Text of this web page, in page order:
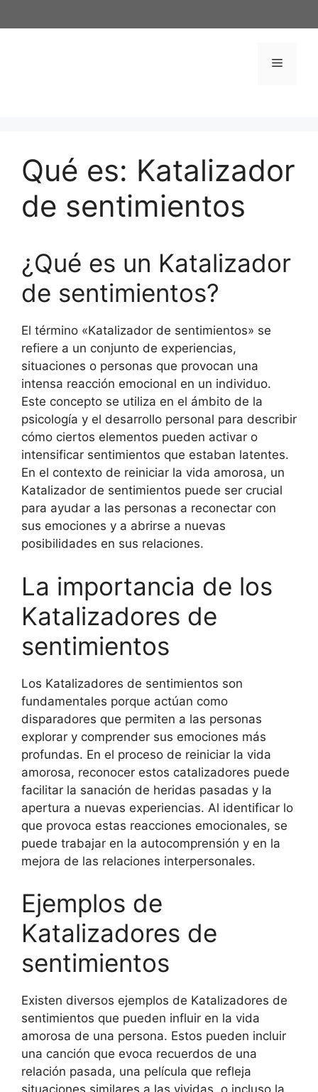
al
Menú
Qué es: Katalizador
de sentimientos
¿Qué es un Katalizador
de sentimientos?
El término «Katalizador de sentimientos» se
refiere a un conjunto de experiencias,
situaciones o personas que provocan una
intensa reacción emocional en un individuo.
Este concepto se utiliza en el ámbito de la
psicología y el desarrollo personal para describir
cómo ciertos elementos pueden activar o
intensificar sentimientos que estaban latentes.
En el contexto de reiniciar la vida amorosa, un
Katalizador de sentimientos puede ser crucial
para ayudar a las personas a reconectar con
sus emociones y a abrirse a nuevas
posibilidades en sus relaciones.
La importancia de los
Katalizadores de
sentimientos
Los Katalizadores de sentimientos son
fundamentales porque actúan como
disparadores que permiten a las personas
explorar y comprender sus emociones más
profundas. En el proceso de reiniciar la vida
amorosa, reconocer estos catalizadores puede
facilitar la sanación de heridas pasadas y la
apertura a nuevas experiencias. Al identificar lo
que provoca estas reacciones emocionales, se
puede trabajar en la autocomprensión y en la
mejora de las relaciones interpersonales.
Ejemplos de
Katalizadores de
sentimientos
Existen diversos ejemplos de Katalizadores de
sentimientos que pueden influir en la vida
amorosa de una persona. Estos pueden incluir
una canción que evoca recuerdos de una
relación pasada, una película que refleja
situaciones similares a las vividas, o incluso la